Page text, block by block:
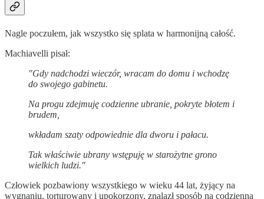
Nagle poczułem, jak wszystko się splata w harmonijną całość.
Machiavelli pisał:
"Gdy nadchodzi wieczór, wracam do domu i wchodzę
do swojego gabinetu.
Na progu zdejmuję codzienne ubranie, pokryte błotem i
brudem,
wkładam szaty odpowiednie dla dworu i pałacu.
Tak właściwie ubrany wstępuję w starożytne grono
wielkich ludzi."
Człowiek pozbawiony wszystkiego w wieku 44 lat, żyjący na
wygnaniu, torturowany i upokorzony, znalazł sposób na codzienną